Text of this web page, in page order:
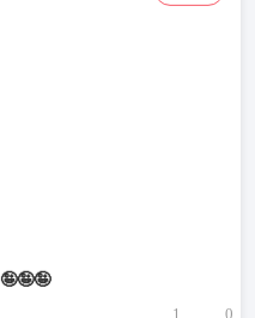
🤪🤪🤪
1 0